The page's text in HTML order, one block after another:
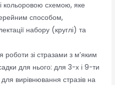
кольоровою схемою, яке
способом,
набору (круглі) та
роботи зі стразами з м’яким
для нього: для 3-х і 9-ти
для вирівнювання стразів на